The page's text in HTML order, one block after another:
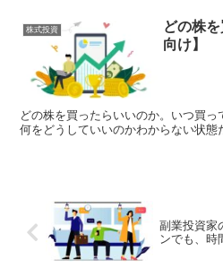
株式投資
どの株
向け】
どの株を買ったらいいのか。いつ買
何をどうしていいのかわからない状態
副業投資家
ンでも、時